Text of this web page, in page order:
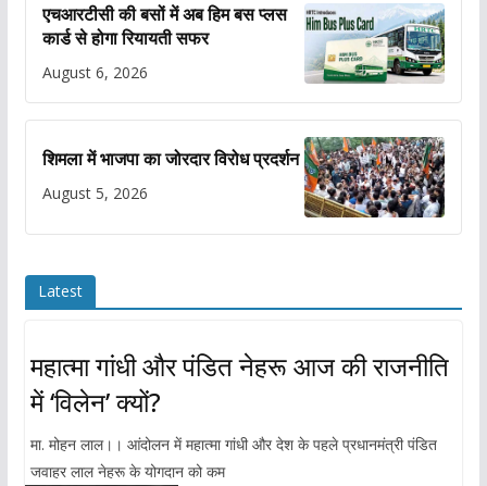
एचआरटीसी की बसों में अब हिम बस प्लस
कार्ड से होगा रियायती सफर
August 6, 2026
शिमला में भाजपा का जोरदार विरोध प्रदर्शन
August 5, 2026
Latest
महात्मा गांधी और पंडित नेहरू आज की राजनीति
में ‘विलेन’ क्यों?
मा. मोहन लाल।। आंदोलन में महात्मा गांधी और देश के पहले प्रधानमंत्री पंडित
जवाहर लाल नेहरू के योगदान को कम